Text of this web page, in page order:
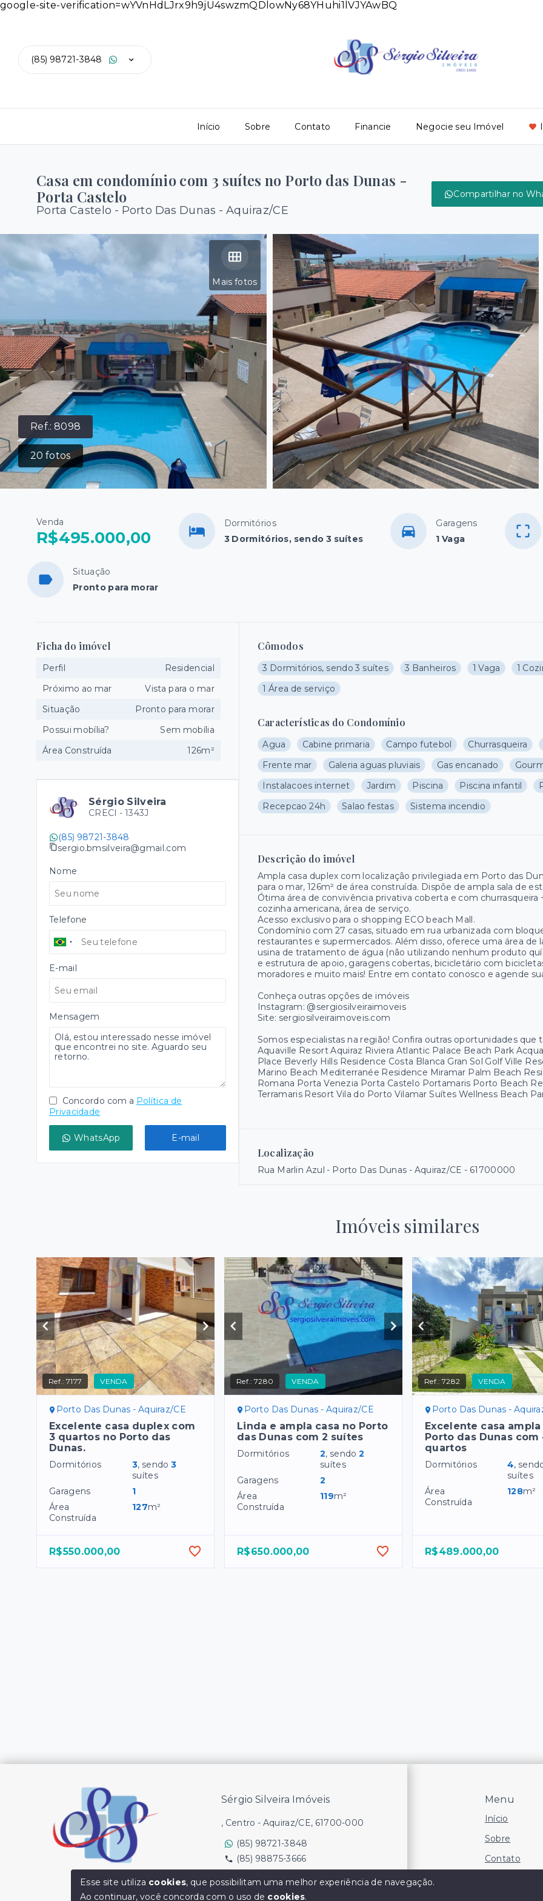
google-site-verification=wYVnHdLJrx9h9jU4swzmQDlowNy68YHuhi1lVJYAwBQ
(85) 98721-3848
Início Sobre Contato Financie Negocie seu Imóvel
Casa em condomínio com 3 suítes no Porto das Dunas -
Porta Castelo
Porta Castelo - Porto Das Dunas - Aquiraz/CE
Compartilhar no
Ref.:8098
20 fotos
Mais fotos
Venda
R$495.000,00
Dormitórios
3 Dormitórios, sendo 3 suítes
Garagens
1 Vaga
Situação
Pronto para morar
Cômodos
3 Dormitórios, sendo 3 suítes 3 Banheiros 1 Vaga
1
1 Área de serviço
Características do Condomínio
Agua Cabine primaria Campo futebol
Churrasqueira
Frente mar
Galeria aguas pluviais Gas encanado
Instalacoes internet
Jardim Piscina Piscina infantil
Recepcao 24h
Salao festas Sistema incendio
Descrição do imóvel
Ampla casa duplex com localização privilegiada em Porto das
para o mar, 126m² de área construída. Dispõe de ampla sala de
Ótima área de convivência privativa coberta e com
cozinha americana, área de serviço.
Acesso exclusivo para o shopping ECO beach Mall.
Condomínio com 27 casas, situado em rua urbanizada com
restaurantes e supermercados. Além disso, oferece uma área
usina de tratamento de água (não utilizando nenhum produto
e estrutura de apoio, garagens cobertas, bicicletário com
moradores e muito mais! Entre em contato conosco e agende
Conheça outras opções de imóveis
Instagram: @sergiosilveiraimoveis
Site: sergiosilveiraimoveis.com
Somos especialistas na região! Confira outras oportunidades
Aquaville Resort Aquiraz Riviera Atlantic Palace Beach Park
Place Beverly Hills Residence Costa Blanca Gran Sol Golf Ville
Marino Beach Mediterranée Residence Miramar Palm Beach
Romana Porta Venezia Porta Castelo Portamaris Porto Beach
Terramaris Resort Vila do Porto Vilamar Suítes Wellness Beach
Localização
Rua Marlin Azul - Porto Das Dunas - Aquiraz/CE - 61700000
Ficha do imóvel
Perfil
Residencial
Próximo ao mar
Vista para o mar
Situação
Pronto para morar
Possui mobília?
Sem mobília
Área Construída
126m²
Sérgio Silveira
CRECI - 1343J
(85) 98721-3848
sergio.bmsilveira@gmail.com
Nome
Telefone
E-mail
Mensagem
Concordo com a Política de
Privacidade
WhatsApp E-mail
Imóveis similares
Ref.:7177 VENDA
Porto Das Dunas - Aquiraz/CE
Excelente casa duplex com
3 quartos no Porto das
Dunas.
Dormitórios 3, sendo3
suítes
Garagens
1
Área
Construída
127m²
R$550.000,00
Ref.:7280 VENDA
Porto Das Dunas - Aquiraz/CE
Linda e ampla casa no Porto
das Dunas com 2 suítes
Dormitórios 2, sendo2
suítes
Garagens
2
Área
Construída
119m²
R$650.000,00
Ref.:7282 VENDA
Porto Das Dunas -
Excelente casa
Porto das Dunas com
quartos
Dormitórios 4,
suítes
Área
Construída
128m²
R$489.000,00
Menu
Início
Sobre
Contato
Sérgio Silveira Imóveis
, Centro - Aquiraz/CE, 61700-000
(85) 98721-3848
(85) 98875-3666
Esse site utiliza cookies, que possibilitam uma melhor experiência de navegação.
Ao continuar, você concorda com o uso de cookies.